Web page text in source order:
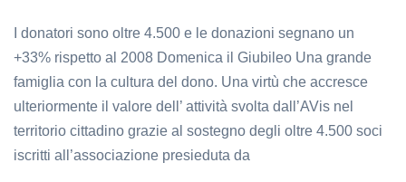
I donatori sono oltre 4.500 e le donazioni segnano un
+33% rispetto al 2008 Domenica il Giubileo Una grande
famiglia con la cultura del dono. Una virtù che accresce
ulteriormente il valore dell’ attività svolta dall’AVis nel
territorio cittadino grazie al sostegno degli oltre 4.500 soci
iscritti all’associazione presieduta da